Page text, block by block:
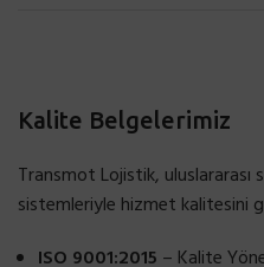
Kalite Belgelerimiz
Transmot Lojistik,
sistemleriyle hizmet kalitesini
ISO 9001:2015 – Kalite